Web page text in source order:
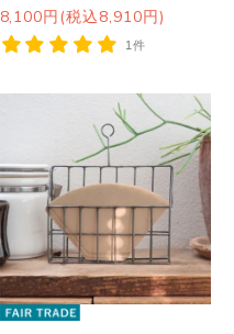
8,100円(税込8,910円)
1件